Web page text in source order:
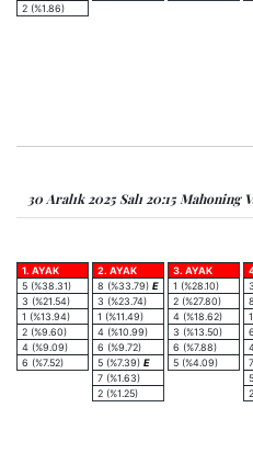
2 (%1.86)
30 Aralık 2025 Salı 20:15 Mahoning
1. AYAK
5 (%38.31)
3 (%21.54)
1 (%13.94)
2 (%9.60)
4 (%9.09)
6 (%7.52)
2. AYAK
8 (%33.79) E
3 (%23.74)
1 (%11.49)
4 (%10.99)
6 (%9.72)
5 (%7.39) E
7 (%1.63)
2 (%1.25)
3. AYAK
1 (%28.10)
2 (%27.80)
4 (%18.62)
3 (%13.50)
6 (%7.88)
5 (%4.09)